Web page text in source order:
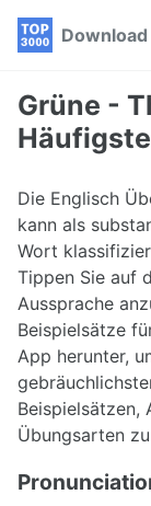
Skip
navigation
Skip
Skip
Grüne -
Die Englisch
kann als
Wort
Tippen Sie auf
Aussprache
Beispielsätze
App herunter,
Beispielsätzen,
Übungsarten